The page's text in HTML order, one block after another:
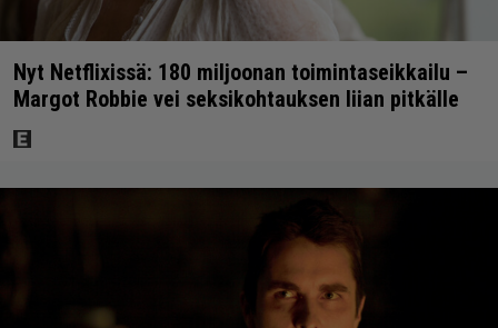
Nyt Netflixissä: 180 miljoonan toimintaseikkailu –
Margot Robbie vei seksikohtauksen liian pitkälle